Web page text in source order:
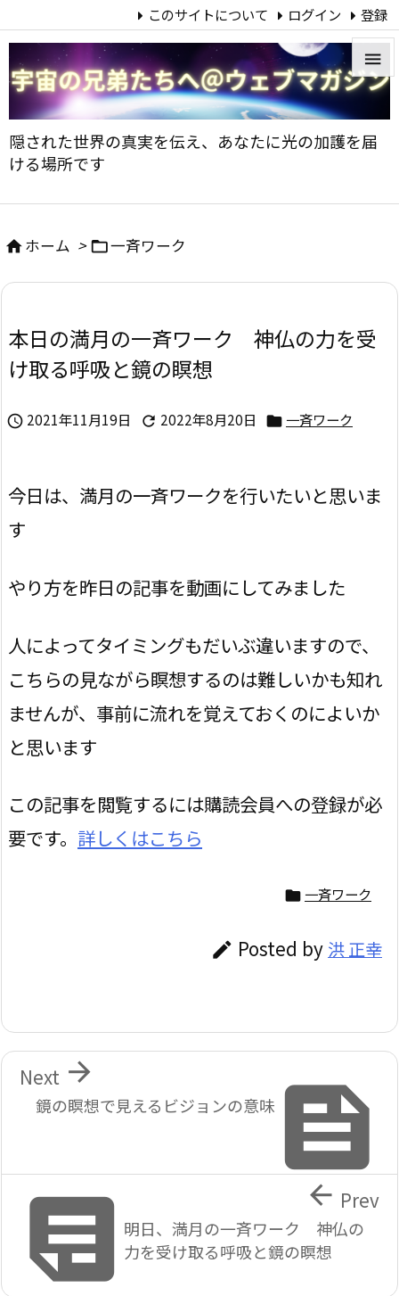
隠された世界の真実を伝え、あなたに光の加護を届
ける場所です


メニ


次へ
検索
このサイトについて ログイン 登録
ホーム > 一斉ワーク
本日の満月の一斉ワーク 神仏の力を受
け取る呼吸と鏡の瞑想
 2021年11月19日  2022年8月20日  一斉ワーク
今日は、満月の一斉ワークを行いたいと思いま
す
やり方を昨日の記事を動画にしてみました
人によってタイミングもだいぶ違いますので、
こちらの見ながら瞑想するのは難しいかも知れ
ませんが、事前に流れを覚えておくのによいか
と思います
この記事を閲覧するには購読会員への登録が必
要です。 詳しくはこちら
 一斉ワーク
 Posted by 洪 正幸

鏡の瞑想で見えるビジョンの意味

Next
明日、満月の一斉ワーク 神仏の
力を受け取る呼吸と鏡の瞑想
 Prev